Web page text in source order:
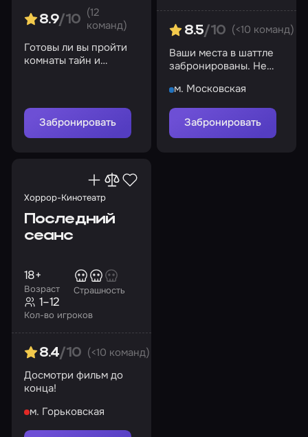
8.9/10
(12
команд)
Готовы ли вы пройти
комнаты тайн и
Забронировать
8.5/10 (<10 команд)
Ваши места в шаттле
забронированы. Не
глаза тому, что прячется
в тени?
м. Московская
Забронировать
Хоррор-Кинотеатр
Последний
сеанс
Возраст
18+
Страшность
Кол-во игроков
1–12
8.4/10 (<10 команд)
Досмотри фильм до
конца!
м. Горьковская